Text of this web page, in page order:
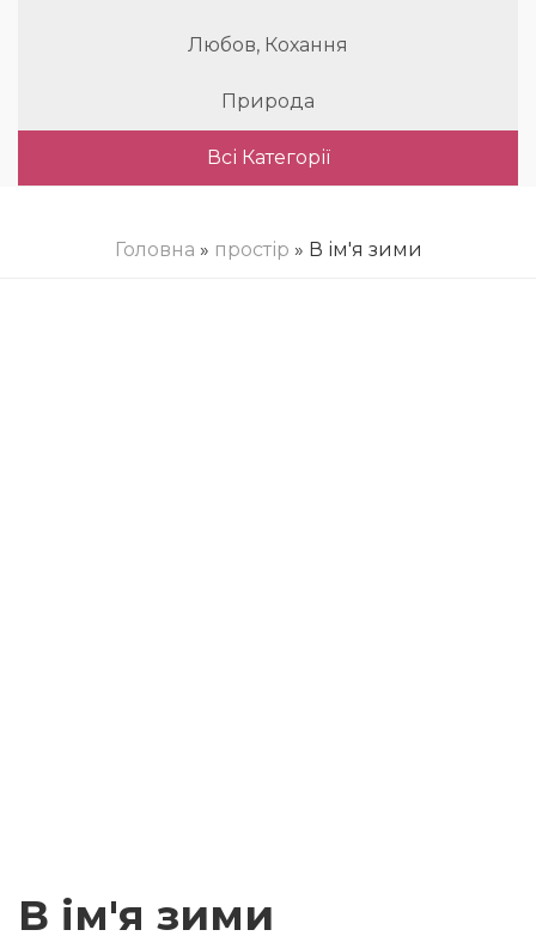
Любов, Кохання
Природа
Всі Категорії
Головна » простір » В ім'я зими
В ім'я зими